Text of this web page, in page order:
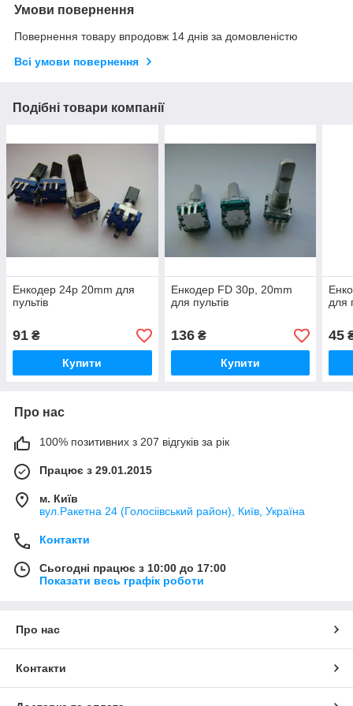
Умови повернення
Повернення товару впродовж 14 днів за домовленістю
Всі умови повернення
Подібні товари компанії
Енкодер 24p 20mm для
пультів
91 ₴
Купити
Енкодер FD 30p, 20mm
для пультів
136₴
Купити
для
45
Про нас
100% позитивних з 207 відгуків за рік
Працює з 29.01.2015
м. Київ
вул.Ракетна 24 (Голосіівський район), Київ, Україна
Контакти
Сьогодні працює з 10:00 до 17:00
Показати весь графік роботи
Про нас
Контакти